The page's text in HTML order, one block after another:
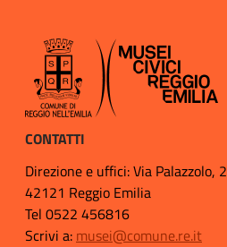
CONTATTI
Direzione e uffici: Via Palazzolo, 2
42121 Reggio Emilia
Tel 0522 456816
Scrivi a: musei@comune.re.it